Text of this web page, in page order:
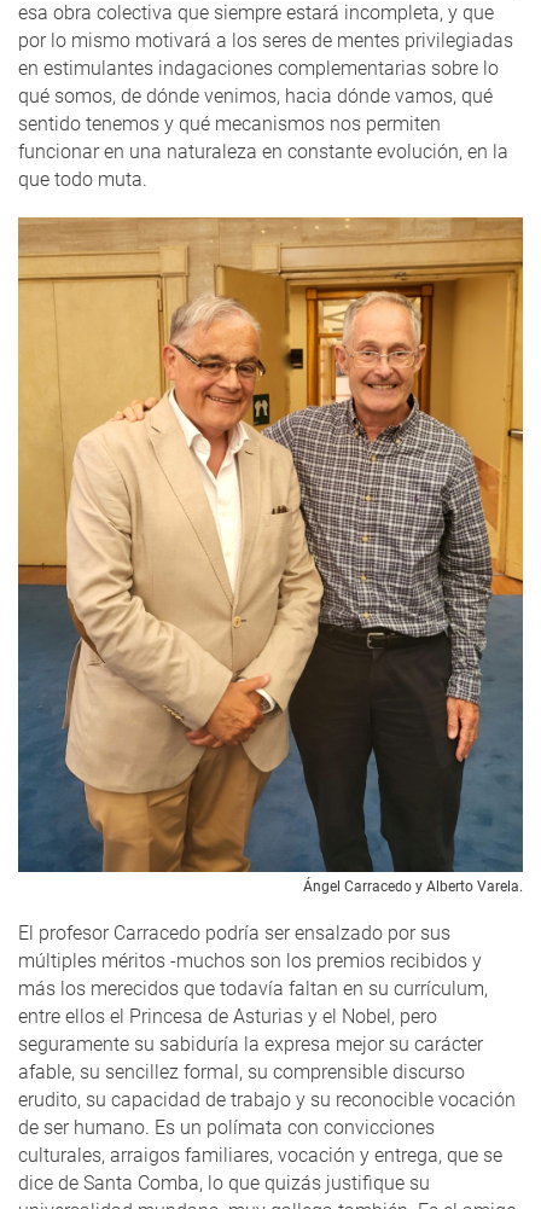
esa obra colectiva que siempre estará incompleta, y que
por lo mismo motivará a los seres de mentes privilegiadas
en estimulantes indagaciones complementarias sobre lo
qué somos, de dónde venimos, hacia dónde vamos, qué
sentido tenemos y qué mecanismos nos permiten
funcionar en una naturaleza en constante evolución, en la
que todo muta.
Ángel Carracedo y Alberto Varela.
El profesor Carracedo podría ser ensalzado por sus
múltiples méritos -muchos son los premios recibidos y
más los merecidos que todavía faltan en su currículum,
entre ellos el Princesa de Asturias y el Nobel, pero
seguramente su sabiduría la expresa mejor su carácter
afable, su sencillez formal, su comprensible discurso
erudito, su capacidad de trabajo y su reconocible vocación
de ser humano. Es un polímata con convicciones
culturales, arraigos familiares, vocación y entrega, que se
dice de Santa Comba, lo que quizás justifique su